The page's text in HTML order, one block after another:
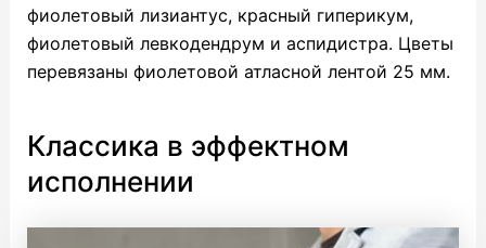
фиолетовый лизиантус, красный гиперикум,
фиолетовый левкодендрум и аспидистра. Цветы
перевязаны фиолетовой атласной лентой 25 мм.
Классика в эффектном
исполнении